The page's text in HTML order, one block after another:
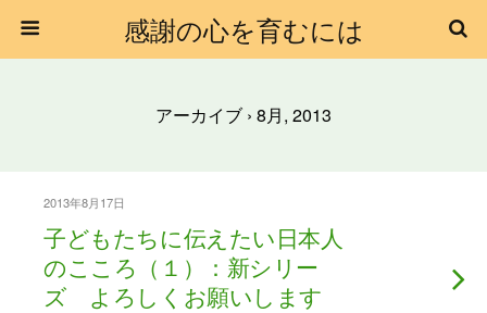
感謝の心を育むには
アーカイブ › 8月, 2013
2013年8月17日
子どもたちに伝えたい日本人
のこころ（１）：新シリー
ズ よろしくお願いします